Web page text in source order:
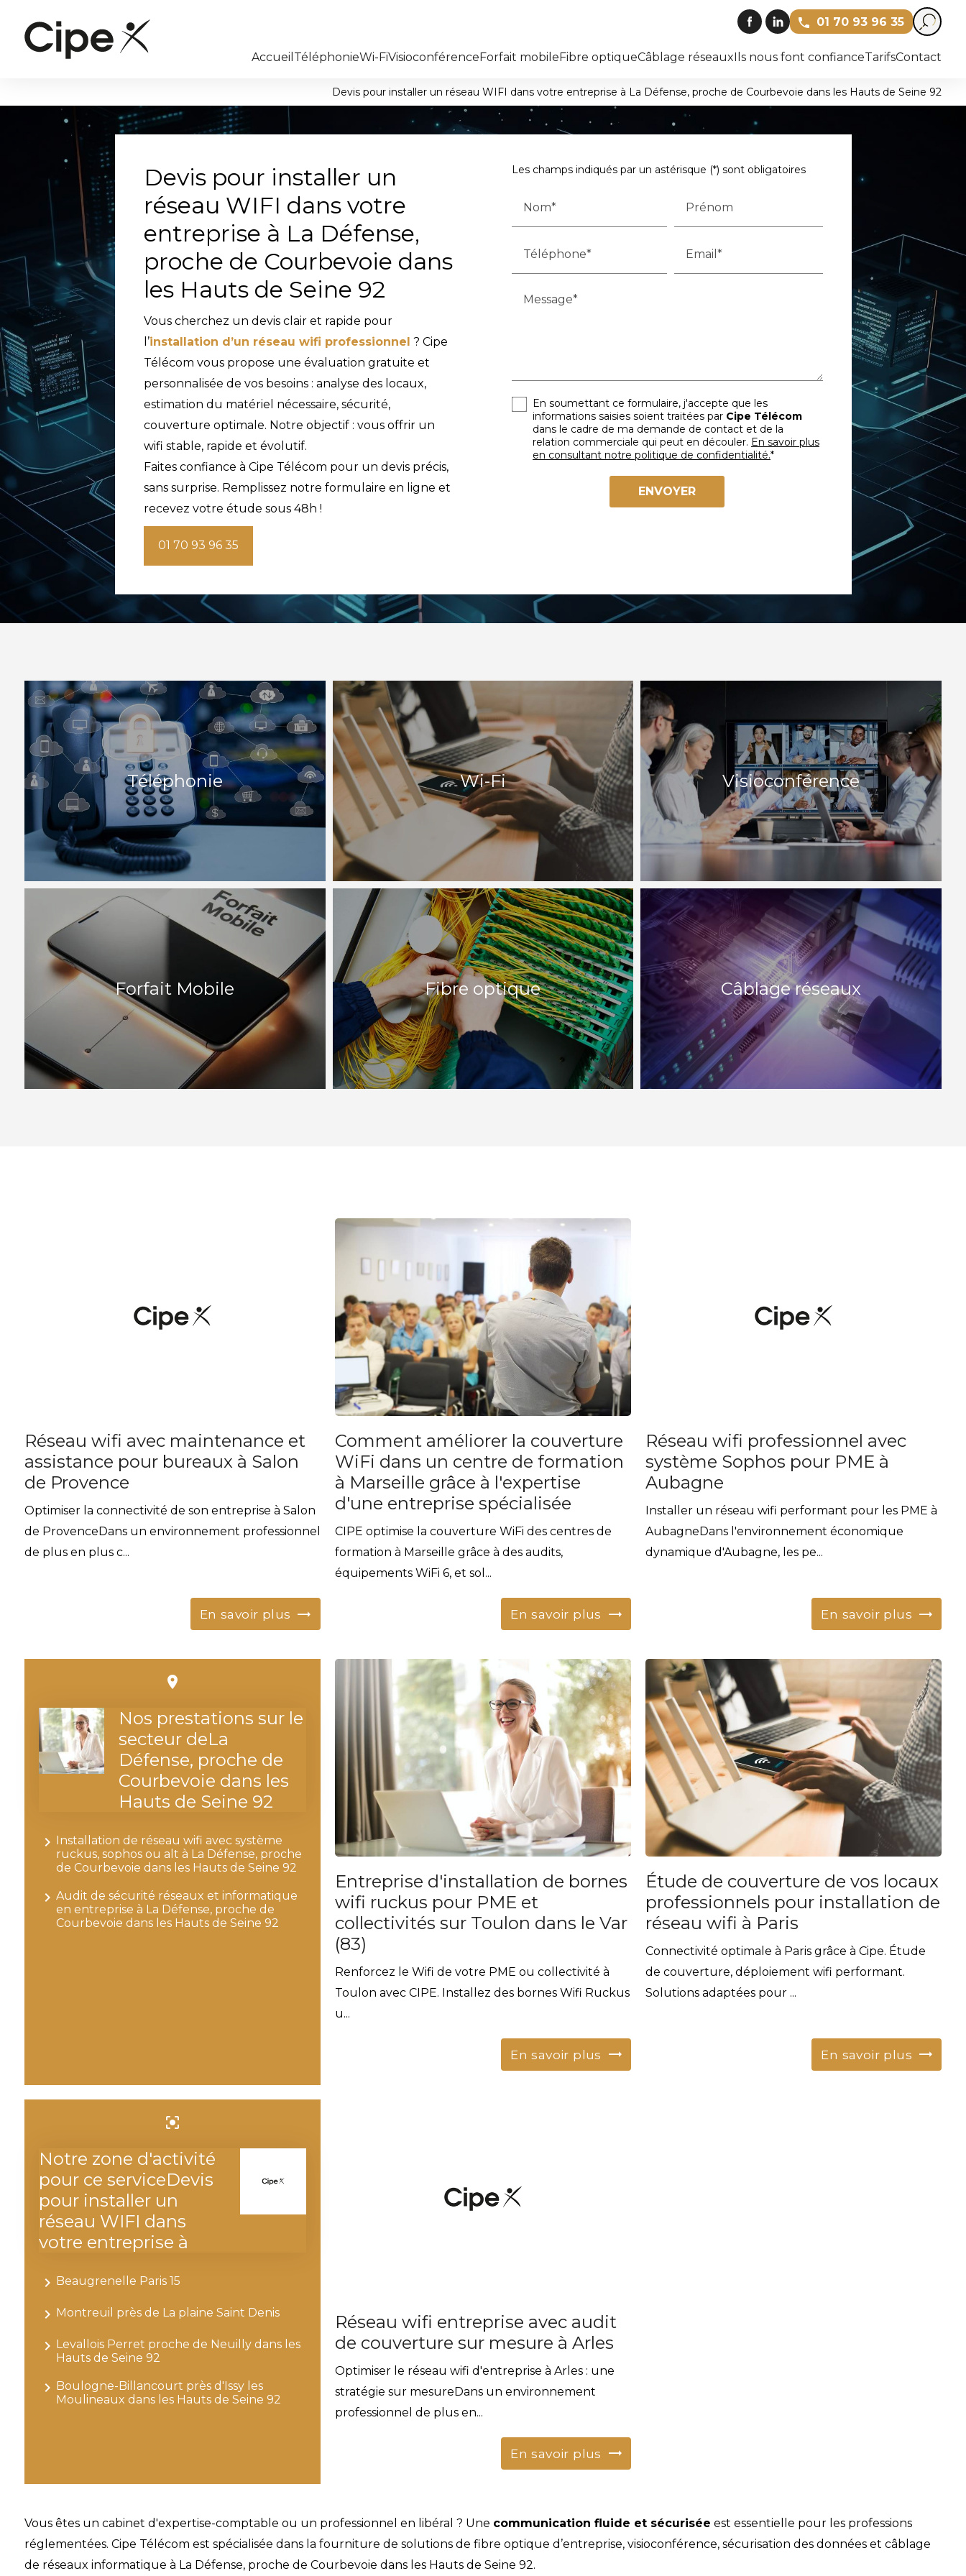
01 70 93 96 35
Accueil TéléphonieWi-FiVisioconférenceForfait mobileFibre optiqueCâblage réseauxIls nous font confianceTarifsContact
Devis pour installer un réseau WIFI dans votre entreprise à La Défense, proche de Courbevoie dans les Hauts de Seine 92
Devis pour installer un
réseau WIFI dans votre
entreprise à La Défense,
proche de Courbevoie dans
les Hauts de Seine 92
Vous cherchez un devis clair et rapide pour
l’installation d’un réseau wifi professionnel ? Cipe
Télécom vous propose une évaluation gratuite et
personnalisée de vos besoins : analyse des locaux,
estimation du matériel nécessaire, sécurité,
couverture optimale. Notre objectif : vous offrir un
wifi stable, rapide et évolutif.
Faites confiance à Cipe Télécom pour un devis précis,
sans surprise. Remplissez notre formulaire en ligne et
recevez votre étude sous 48h !
01 70 93 96 35
Les champs indiqués par un astérisque (*) sont obligatoires
Nom* Prénom
Téléphone* Email*
Message*
En soumettant ce formulaire, j'accepte que les
informations saisies soient traitées par Cipe Télécom
dans le cadre de ma demande de contact et de la
relation commerciale qui peut en découler. En savoir plus
en consultant notre politique de confidentialité.*
Téléphonie Wi-Fi Visioconférence
Forfait Mobile Fibre optique Câblage réseaux
Réseau wifi avec maintenance et
assistance pour bureaux à Salon
de Provence
Optimiser la connectivité de son entreprise à Salon
de ProvenceDans un environnement professionnel
de plus en plus c...
En savoir plus
Comment améliorer la couverture
WiFi dans un centre de formation
à Marseille grâce à l'expertise
d'une entreprise spécialisée
CIPE optimise la couverture WiFi des centres de
formation à Marseille grâce à des audits,
équipements WiFi 6, et sol...
En savoir plus
Réseau wifi professionnel avec
système Sophos pour PME à
Aubagne
Installer un réseau wifi performant pour les PME à
AubagneDans l'environnement économique
dynamique d'Aubagne, les pe...
En savoir plus
place
Nos prestations sur le
secteur deLa
Défense, proche de
Courbevoie dans les
Hauts de Seine 92
navigate_next Installation de réseau wifi avec système
ruckus, sophos ou alt à La Défense, proche
de Courbevoie dans les Hauts de Seine 92
navigate_next Audit de sécurité réseaux et informatique
en entreprise à La Défense, proche de
Courbevoie dans les Hauts de Seine 92
Entreprise d'installation de bornes
wifi ruckus pour PME et
collectivités sur Toulon dans le Var
(83)
Renforcez le Wifi de votre PME ou collectivité à
Toulon avec CIPE. Installez des bornes Wifi Ruckus
u...
En savoir plus
Étude de couverture de vos locaux
professionnels pour installation de
réseau wifi à Paris
Connectivité optimale à Paris grâce à Cipe. Étude
de couverture, déploiement wifi performant.
Solutions adaptées pour ...
En savoir plus
center_focus_strong
Notre zone d'activité
pour ce serviceDevis
pour installer un
réseau WIFI dans
votre entreprise à
navigate_next Beaugrenelle Paris 15
navigate_next Montreuil près de La plaine Saint Denis
navigate_next Levallois Perret proche de Neuilly dans les
Hauts de Seine 92
navigate_next Boulogne-Billancourt près d'Issy les
Moulineaux dans les Hauts de Seine 92
Réseau wifi entreprise avec audit
de couverture sur mesure à Arles
Optimiser le réseau wifi d'entreprise à Arles : une
stratégie sur mesureDans un environnement
professionnel de plus en...
En savoir plus
Vous êtes un cabinet d'expertise-comptable ou un professionnel en libéral ? Une communication fluide et sécurisée est essentielle pour les professions
réglementées. Cipe Télécom est spécialisée dans la fourniture de solutions de fibre optique d’entreprise, visioconférence, sécurisation des données et câblage
de réseaux informatique à La Défense, proche de Courbevoie dans les Hauts de Seine 92.